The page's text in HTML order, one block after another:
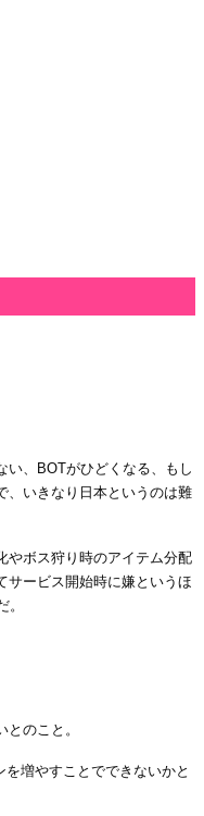
、 BOTがひどくなる、もし
、いきなり日本というのは難
やボス狩り時のアイテム分配
サービス開始時に嫌というほ
のこと。
を増やすことでできないかと